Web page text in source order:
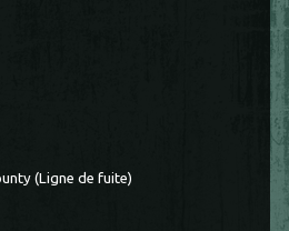
(Ligne de fuite)